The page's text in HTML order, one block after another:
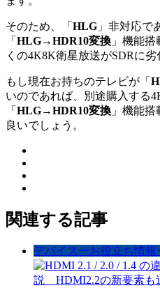
そのため、「 HLG 」非対応で
「 HLG→HDR10変換 」機能
くの4K8K衛星放送がSDRに劣
もし現在お持ちのテレビが「
いのであれば、別途購入する
「 HLG→HDR10変換 」機能
良いでしょう。
関連する記事
デバイスーお役立ち情報